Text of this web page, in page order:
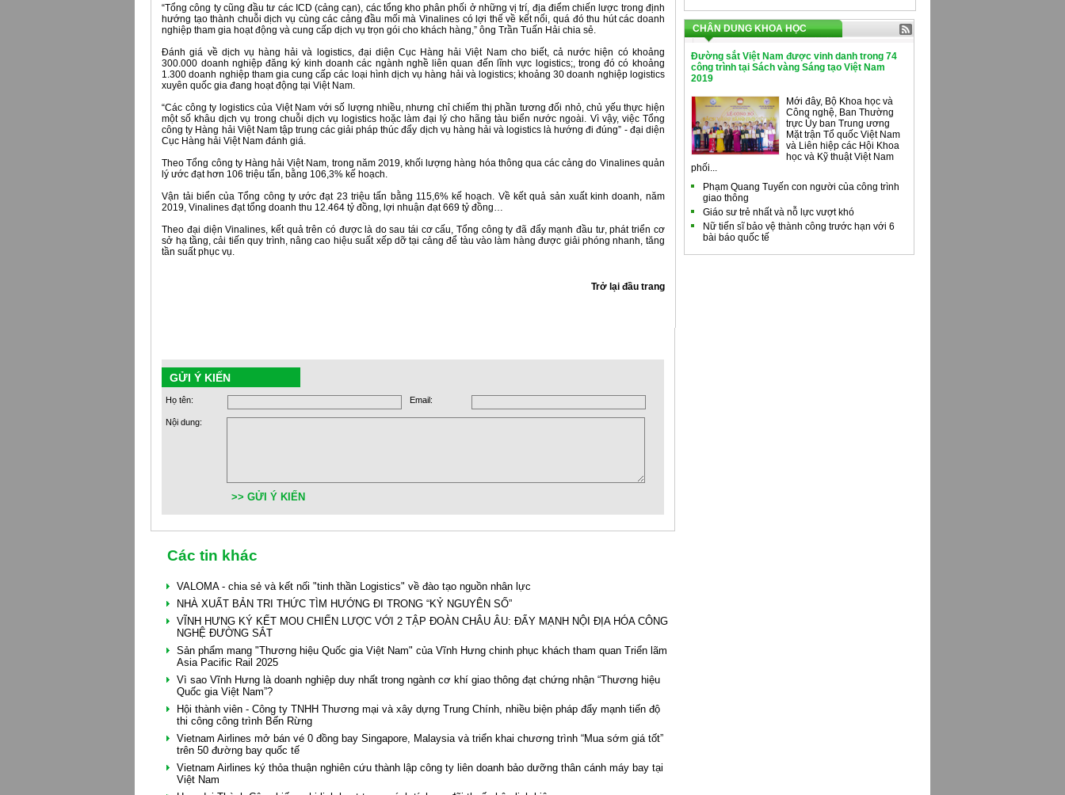
“Tổng công ty cũng đầu tư các ICD (cảng cạn), các tổng kho phân phối ở những vị trí, địa điểm chiến lược trong định
hướng tạo thành chuỗi dịch vụ cùng các cảng đầu mối mà Vinalines có lợi thế về kết nối, quá đó thu hút các doanh
nghiệp tham gia hoạt động và cung cấp dịch vụ trọn gói cho khách hàng,” ông Trần Tuấn Hải chia sẻ.
Đánh giá về dịch vụ hàng hải và logistics, đại diện Cục Hàng hải Việt Nam cho biết, cả nước hiện có khoảng
300.000 doanh nghiệp đăng ký kinh doanh các ngành nghề liên quan đến lĩnh vực logistics;, trong đó có khoảng
1.300 doanh nghiệp tham gia cung cấp các loại hình dịch vụ hàng hải và logistics; khoảng 30 doanh nghiệp logistics
xuyên quốc gia đang hoạt động tại Việt Nam.
“Các công ty logistics của Việt Nam với số lượng nhiều, nhưng chỉ chiếm thị phần tương đối nhỏ, chủ yếu thực hiện
một số khâu dịch vụ trong chuỗi dịch vụ logistics hoặc làm đại lý cho hãng tàu biển nước ngoài. Vì vậy, việc Tổng
công ty Hàng hải Việt Nam tập trung các giải pháp thúc đẩy dịch vụ hàng hải và logistics là hướng đi đúng” - đại diện
Cục Hàng hải Việt Nam đánh giá.
Theo Tổng công ty Hàng hải Việt Nam, trong năm 2019, khối lượng hàng hóa thông qua các cảng do Vinalines quản
lý ước đạt hơn 106 triệu tấn, bằng 106,3% kế hoạch.
Vận tải biển của Tổng công ty ước đạt 23 triệu tấn bằng 115,6% kế hoạch. Về kết quả sản xuất kinh doanh, năm
2019, Vinalines đạt tổng doanh thu 12.464 tỷ đồng, lợi nhuận đạt 669 tỷ đồng…
Theo đại diện Vinalines, kết quả trên có được là do sau tái cơ cấu, Tổng công ty đã đẩy mạnh đầu tư, phát triển cơ
sở hạ tầng, cải tiến quy trình, nâng cao hiệu suất xếp dỡ tại cảng để tàu vào làm hàng được giải phóng nhanh, tăng
tần suất phục vụ.
Trở lại đầu trang
GỬI Ý KIẾN
Họ tên: Email:
Nội dung:
>> GỬI Ý KIẾN
Các tin khác
VALOMA - chia sẻ và kết nối "tinh thần Logistics" về đào tạo nguồn nhân lực
NHÀ XUẤT BẢN TRI THỨC TÌM HƯỚNG ĐI TRONG “KỶ NGUYÊN SỐ”
VĨNH HƯNG KÝ KẾT MOU CHIẾN LƯỢC VỚI 2 TẬP ĐOÀN CHÂU ÂU: ĐẨY MẠNH NỘI ĐỊA HÓA CÔNG
NGHỆ ĐƯỜNG SẮT
Sản phẩm mang "Thương hiệu Quốc gia Việt Nam" của Vĩnh Hưng chinh phục khách tham quan Triển lãm
Asia Pacific Rail 2025
Vì sao Vĩnh Hưng là doanh nghiệp duy nhất trong ngành cơ khí giao thông đạt chứng nhận “Thương hiệu
Quốc gia Việt Nam”?
Hội thành viên - Công ty TNHH Thương mại và xây dựng Trung Chính, nhiều biện pháp đẩy mạnh tiến độ
thi công công trình Bến Rừng
Vietnam Airlines mở bán vé 0 đồng bay Singapore, Malaysia và triển khai chương trình “Mua sớm giá tốt”
trên 50 đường bay quốc tế
Vietnam Airlines ký thỏa thuận nghiên cứu thành lập công ty liên doanh bảo dưỡng thân cánh máy bay tại
Việt Nam
CHÂN DUNG KHOA HỌC
Đường sắt Việt Nam được vinh danh trong 74
công trình tại Sách vàng Sáng tạo Việt Nam
2019
Mới đây, Bộ Khoa học và
Công nghệ, Ban Thường
trực Ủy ban Trung ương
Mặt trận Tổ quốc Việt Nam
và Liên hiệp các Hội Khoa
học và Kỹ thuật Việt Nam
phối...
Phạm Quang Tuyến con người của công trình
giao thông
Giáo sư trẻ nhất và nỗ lực vượt khó
Nữ tiến sĩ bảo vệ thành công trước hạn với 6
bài báo quốc tế